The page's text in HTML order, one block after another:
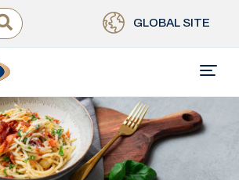
GLOBAL SITE